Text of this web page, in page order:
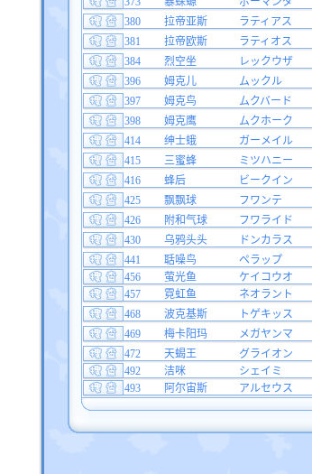
380
拉帝亚斯 ラティアス
381
拉帝欧斯 ラティオス
384
烈空坐 レックウザ
396
姆克儿 ムックル
397
姆克鸟 ムクバード
398
姆克鹰 ムクホーク
414
绅士蛾 ガーメイル
415
三蜜蜂 ミツハニー
416
蜂后 ビークイン
425
飘飘球 フワンテ
426
附和气球 フワライド
430
乌鸦头头 ドンカラス
441
聒噪鸟 ペラップ
456
萤光鱼 ケイコウオ
457
霓虹鱼 ネオラント
468
波克基斯 トゲキッス
469
梅卡阳玛 メガヤンマ
472
天蝎王 グライオン
492
洁咪 シェイミ
493
阿尔宙斯 アルセウス